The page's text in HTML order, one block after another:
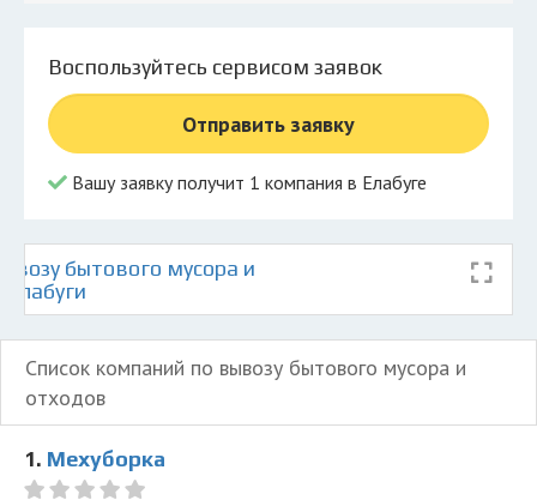
© 2026 Все права защищены
Воспользуйтесь сервисом заявок
Отправить заявку
Вашу заявку получит 1 компания в Елабуге
бытового мусора и
Список компаний по вывозу бытового мусора и
отходов
1. Мехуборка